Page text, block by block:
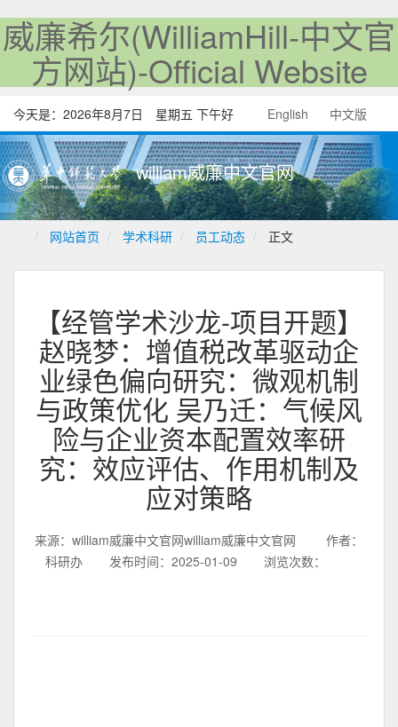
威廉希尔(WilliamHill-中文官
方网站)-Official Website
今天是： 2026年8月7日 星期五 下午好 English 中文版
william威廉中文官网
网站首页 学术科研 员工动态 正文
【经管学术沙龙-项目开题】
赵晓梦：增值税改革驱动企
业绿色偏向研究：微观机制
与政策优化 吴乃迁：气候风
险与企业资本配置效率研
究：效应评估、作用机制及
应对策略
来源：william威廉中文官网william威廉中文官网
作者：
科研办
发布时间：2025-01-09 浏览次数：